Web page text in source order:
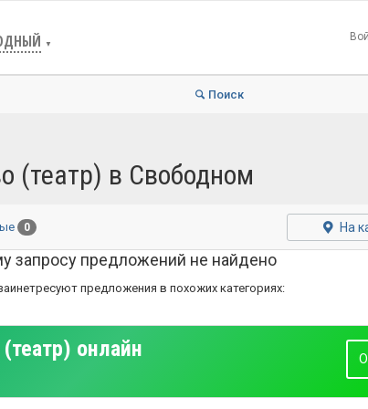
▼
Поиск
(театр) в Свободном
0 На
запросу предложений не найдено
предложения в похожих категориях:
онлайн